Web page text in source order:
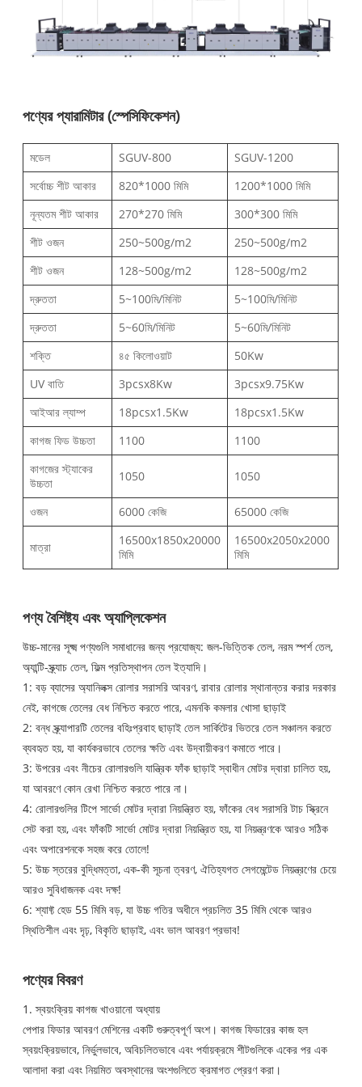
পণ্যের প্যারামিটার (স্পেসিফিকেশন)
মডেল SGUV-800
SGUV-1200
সর্বোচ্চ শীট আকার
820*1000 মিমি
1200*1000 মিমি
নূন্যতম শীট আকার
270*270 মিমি
300*300 মিমি
শীট ওজন
250~500g/m2
250~500g/m2
শীট ওজন
128~500g/m2
128~500g/m2
দ্রুততা
5~100মি/মিনিট
5~100মি/মিনিট
দ্রুততা
5~60মি/মিনিট
5~60মি/মিনিট
শক্তি
৪৫ কিলোওয়াট
50Kw
UV বাতি
3pcsx8Kw
3pcsx9.75Kw
আইআর ল্যাম্প
18pcsx1.5Kw
18pcsx1.5Kw
কাগজ ফিড উচ্চতা
1100
1100
কাগজের স্ট্যাকের
উচ্চতা
1050 1050
ওজন 6000 কেজি 65000 কেজি
মাত্রা
16500x1850x20000
মিমি
16500x2050x2000
মিমি
পণ্য বৈশিষ্ট্য এবং অ্যাপ্লিকেশন
উচ্চ-মানের সূক্ষ্ম পণ্যগুলি সমাধানের জন্য প্রযোজ্য: জল-ভিত্তিক তেল, নরম স্পর্শ তেল,
অ্যান্টি-স্ক্র্যাচ তেল, ফিল্ম প্রতিস্থাপন তেল ইত্যাদি।
1: বড় ব্যাসের অ্যানিলক্স রোলার সরাসরি আবরণ, রাবার রোলার স্থানান্তর করার দরকার
নেই, কাগজে তেলের বেধ নিশ্চিত করতে পারে, এমনকি কমলার খোসা ছাড়াই
2: বন্ধ স্ক্র্যাপারটি তেলের বহিঃপ্রবাহ ছাড়াই তেল সার্কিটের ভিতরে তেল সঞ্চালন করতে
ব্যবহৃত হয়, যা কার্যকরভাবে তেলের ক্ষতি এবং উদ্বায়ীকরণ কমাতে পারে।
3: উপরের এবং নীচের রোলারগুলি যান্ত্রিক ফাঁক ছাড়াই স্বাধীন মোটর দ্বারা চালিত হয়,
যা আবরণে কোন রেখা নিশ্চিত করতে পারে না।
4: রোলারগুলির টিপে সার্ভো মোটর দ্বারা নিয়ন্ত্রিত হয়, ফাঁকের বেধ সরাসরি টাচ স্ক্রিনে
সেট করা হয়, এবং ফাঁকটি সার্ভো মোটর দ্বারা নিয়ন্ত্রিত হয়, যা নিয়ন্ত্রণকে আরও সঠিক
এবং অপারেশনকে সহজ করে তোলে!
5: উচ্চ স্তরের বুদ্ধিমত্তা, এক-কী সূচনা ত্বরণ, ঐতিহ্যগত সেগমেন্টেড নিয়ন্ত্রণের চেয়ে
আরও সুবিধাজনক এবং দক্ষ!
6: শ্যাফ্ট হেড 55 মিমি বড়, যা উচ্চ গতির অধীনে প্রচলিত 35 মিমি থেকে আরও
স্থিতিশীল এবং দৃঢ়, বিকৃতি ছাড়াই, এবং ভাল আবরণ প্রভাব!
পণ্যের বিবরণ
1. স্বয়ংক্রিয় কাগজ খাওয়ানো অধ্যায়
পেপার ফিডার আবরণ মেশিনের একটি গুরুত্বপূর্ণ অংশ। কাগজ ফিডারের কাজ হল
স্বয়ংক্রিয়ভাবে, নির্ভুলভাবে, অবিচলিতভাবে এবং পর্যায়ক্রমে শীটগুলিকে একের পর এক
আলাদা করা এবং নিয়মিত অবস্থানের অংশগুলিতে ক্রমাগত প্রেরণ করা।